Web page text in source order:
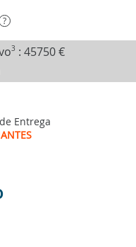
?
3 : 45750 €
Entrega